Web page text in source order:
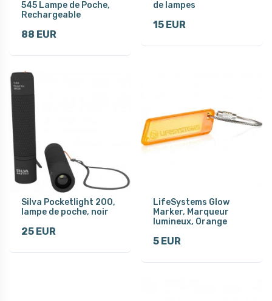
545 Lampe de Poche,
Rechargeable
88 EUR
de lampes
15 EUR
Silva Pocketlight 200,
lampe de poche, noir
25 EUR
LifeSystems Glow
Marker, Marqueur
lumineux, Orange
5 EUR